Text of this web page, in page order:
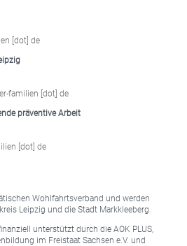
[dot] de
familien [dot] de
präventive Arbeit
[dot] de
Wohlfahrtsverband und werden
Leipzig und die Stadt Markkleeberg.
unterstützt durch die AOK PLUS,
im Freistaat Sachsen e.V. und